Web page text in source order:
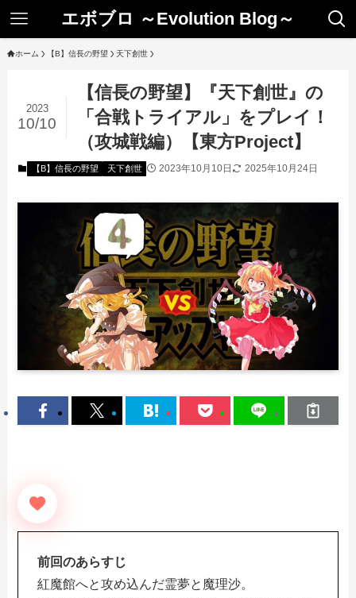
エボブロ ～Evolution Blog～
ホーム 【B】信長の野望 天下創世
【信長の野望】『天下創世』の
「合戦トライアル」をプレイ！
（攻城戦編）【東方Project】
2023
10/10
【B】信長の野望 天下創世 2023年10月10日 2025年10月24日
前回のあらすじ
紅魔館へと攻め込んだ霊夢と魔理沙。